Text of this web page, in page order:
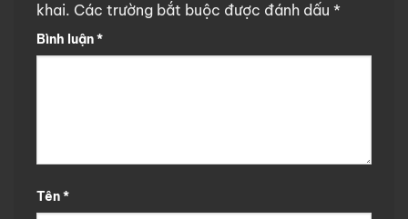
khai. Các trường bắt buộc được đánh dấu *
Bình luận*
Tên*